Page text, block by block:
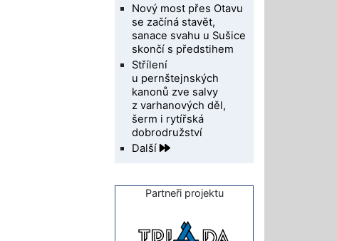
Nový most přes Otavu
se začíná stavět,
sanace svahu u Sušice
skončí s předstihem
Střílení
u pernštejnských
kanonů zve salvy
z varhanových děl,
šerm i rytířská
dobrodružství
Další
Partneři projektu